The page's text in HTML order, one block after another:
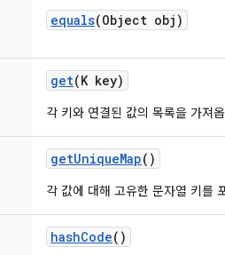
equals(Object obj)
get(K key)
각 키와 연결된 값의 목록을 가져
getUniqueMap()
각 값에 대해 고유한 문자열 키를
hashCode()